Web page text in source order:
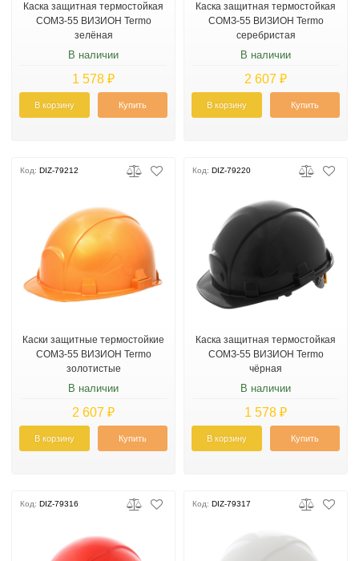
Каска защитная термостойкая
СОМЗ-55 ВИЗИОН Termo
зелёная
В наличии
1 578 ₽
В корзину Купить
Каска защитная термостойкая
СОМЗ-55 ВИЗИОН Termo
серебристая
В наличии
2 607 ₽
В корзину Купить
Код: DIZ-79212
Каски защитные термостойкие
СОМЗ-55 ВИЗИОН Termo
золотистые
В наличии
2 607 ₽
В корзину Купить
Код: DIZ-79220
Каска защитная термостойкая
СОМЗ-55 ВИЗИОН Termo
чёрная
В наличии
1 578 ₽
В корзину Купить
Код: DIZ-79316 Код: DIZ-79317